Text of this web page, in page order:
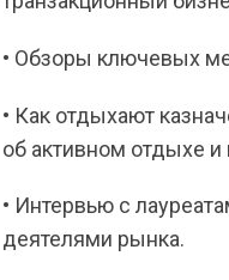
• Обзоры ключевых
• Как отдыхают
об активном отдыхе и
• Интервью с
деятелями рынка.